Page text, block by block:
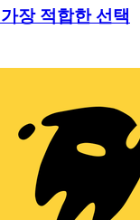
장 적합한 선택